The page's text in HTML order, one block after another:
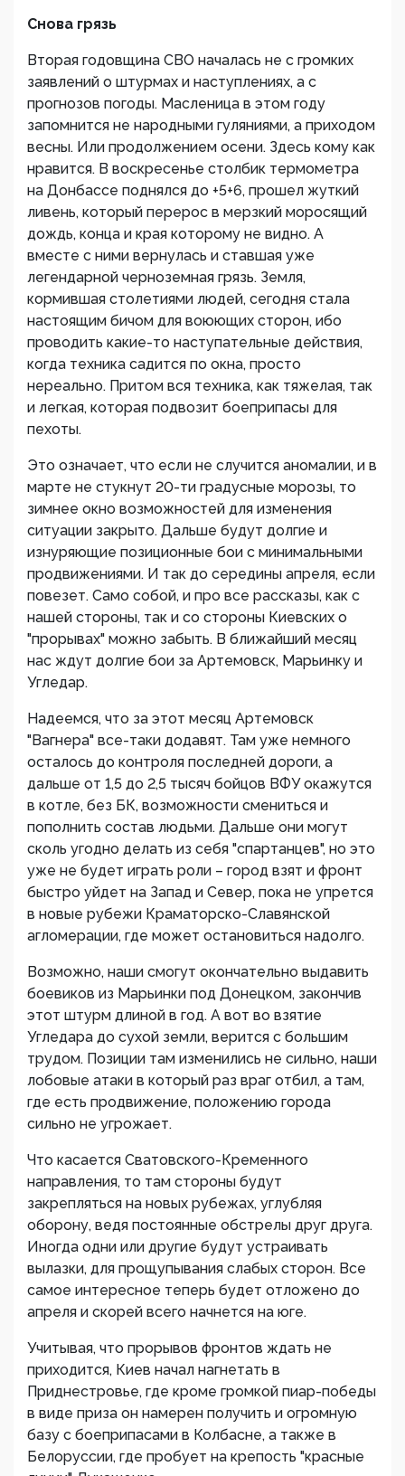
Снова грязь
Вторая годовщина СВО началась не с громких
заявлений о штурмах и наступлениях, а с
прогнозов погоды. Масленица в этом году
запомнится не народными гуляниями, а приходом
весны. Или продолжением осени. Здесь кому как
нравится. В воскресенье столбик термометра
на Донбассе поднялся до +5+6, прошел жуткий
ливень, который перерос в мерзкий моросящий
дождь, конца и края которому не видно. А
вместе с ними вернулась и ставшая уже
легендарной черноземная грязь. Земля,
кормившая столетиями людей, сегодня стала
настоящим бичом для воюющих сторон, ибо
проводить какие-то наступательные действия,
когда техника садится по окна, просто
нереально. Притом вся техника, как тяжелая, так
и легкая, которая подвозит боеприпасы для
пехоты.
Это означает, что если не случится аномалии, и в
марте не стукнут 20-ти градусные морозы, то
зимнее окно возможностей для изменения
ситуации закрыто. Дальше будут долгие и
изнуряющие позиционные бои с минимальными
продвижениями. И так до середины апреля, если
повезет. Само собой, и про все рассказы, как с
нашей стороны, так и со стороны Киевских о
"прорывах" можно забыть. В ближайший месяц
нас ждут долгие бои за Артемовск, Марьинку и
Угледар.
Надеемся, что за этот месяц Артемовск
"Вагнера" все-таки додавят. Там уже немного
осталось до контроля последней дороги, а
дальше от 1,5 до 2,5 тысяч бойцов ВФУ окажутся
в котле, без БК, возможности смениться и
пополнить состав людьми. Дальше они могут
сколь угодно делать из себя "спартанцев", но это
уже не будет играть роли – город взят и фронт
быстро уйдет на Запад и Север, пока не упрется
в новые рубежи Краматорско-Славянской
агломерации, где может остановиться надолго.
Возможно, наши смогут окончательно выдавить
боевиков из Марьинки под Донецком, закончив
этот штурм длиной в год. А вот во взятие
Угледара до сухой земли, верится с большим
трудом. Позиции там изменились не сильно, наши
лобовые атаки в который раз враг отбил, а там,
где есть продвижение, положению города
сильно не угрожает.
Что касается Сватовского-Кременного
направления, то там стороны будут
закрепляться на новых рубежах, углубляя
оборону, ведя постоянные обстрелы друг друга.
Иногда одни или другие будут устраивать
вылазки, для прощупывания слабых сторон. Все
самое интересное теперь будет отложено до
апреля и скорей всего начнется на юге.
Учитывая, что прорывов фронтов ждать не
приходится, Киев начал нагнетать в
Приднестровье, где кроме громкой пиар-победы
в виде приза он намерен получить и огромную
базу с боеприпасами в Колбасне, а также в
Белоруссии, где пробует на крепость "красные